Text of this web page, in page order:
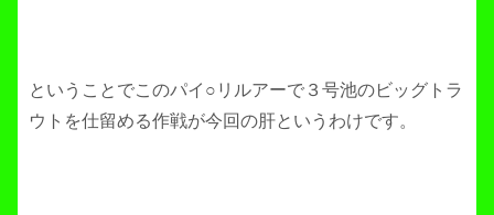
ということでこのパイ○リルアーで３号池のビッグトラ
ウトを仕留める作戦が今回の肝というわけです。